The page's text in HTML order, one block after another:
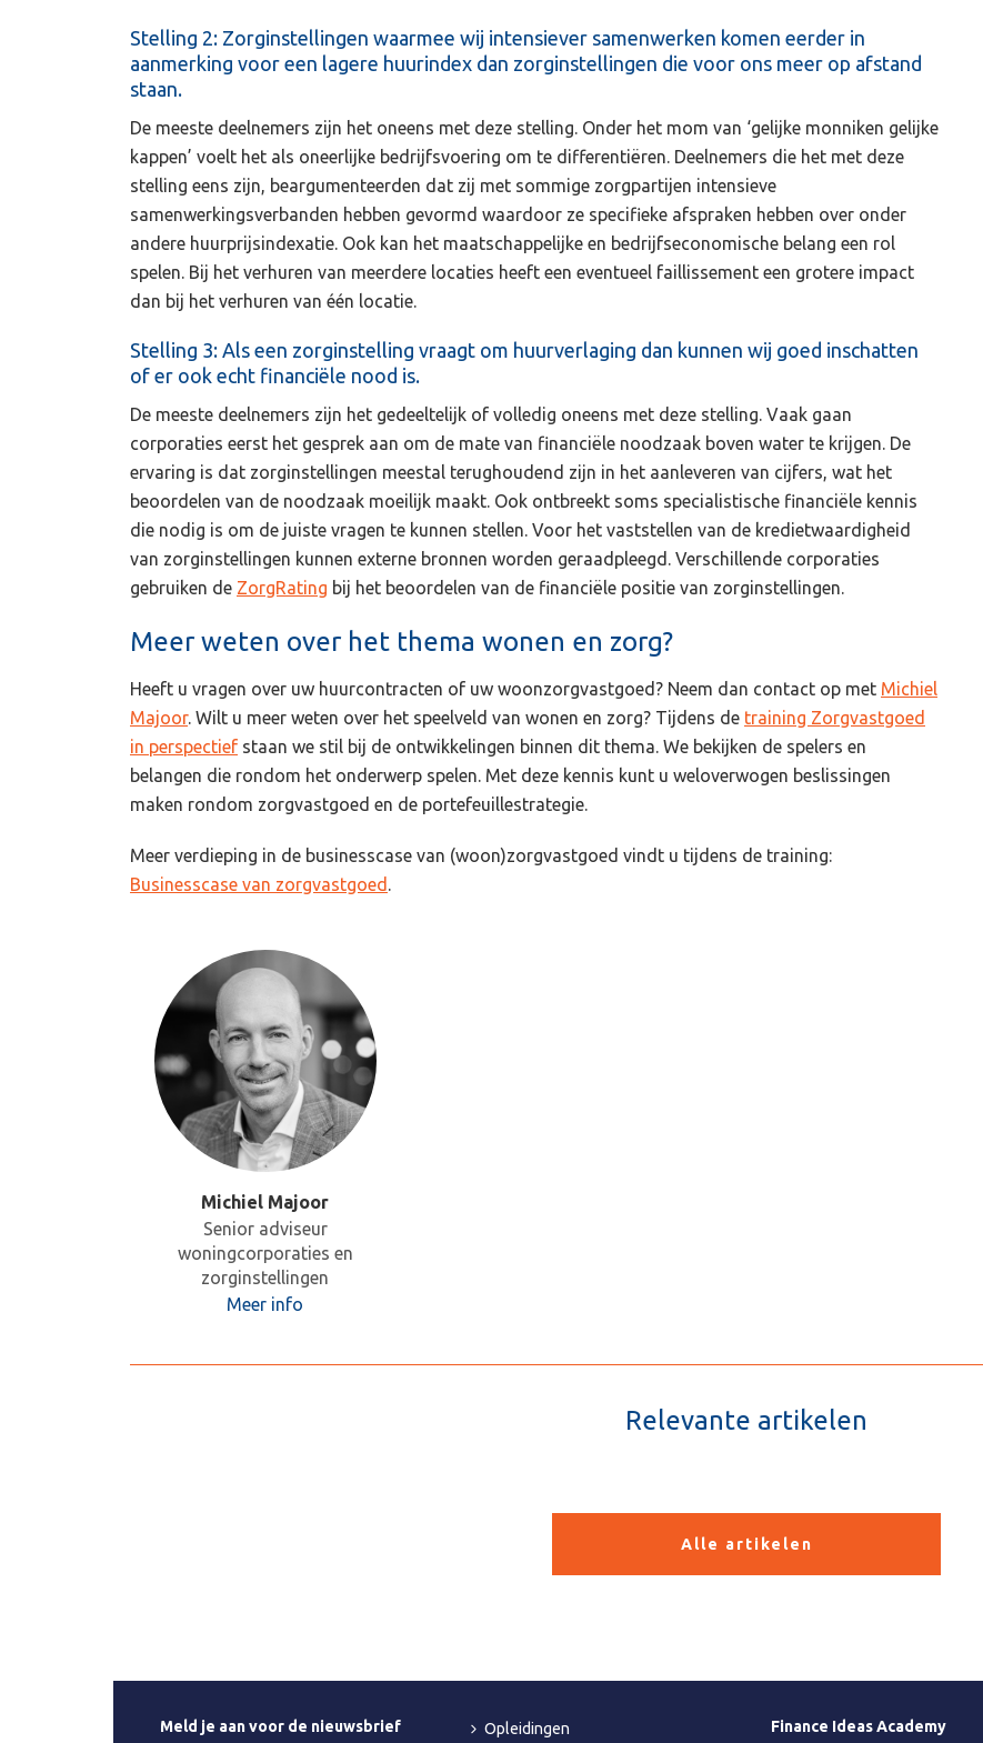
Stelling 2: Zorginstellingen waarmee wij intensiever samenwerken komen eerder in
aanmerking voor een lagere huurindex dan zorginstellingen die voor ons meer op afstand
staan.
De meeste deelnemers zijn het oneens met deze stelling. Onder het mom van ‘gelijke monniken gelijke
kappen’ voelt het als oneerlijke bedrijfsvoering om te differentiëren. Deelnemers die het met deze
stelling eens zijn, beargumenteerden dat zij met sommige zorgpartijen intensieve
samenwerkingsverbanden hebben gevormd waardoor ze specifieke afspraken hebben over onder
andere huurprijsindexatie. Ook kan het maatschappelijke en bedrijfseconomische belang een rol
spelen. Bij het verhuren van meerdere locaties heeft een eventueel faillissement een grotere impact
dan bij het verhuren van één locatie.
Stelling 3: Als een zorginstelling vraagt om huurverlaging dan kunnen wij goed inschatten
of er ook echt financiële nood is.
De meeste deelnemers zijn het gedeeltelijk of volledig oneens met deze stelling. Vaak gaan
corporaties eerst het gesprek aan om de mate van financiële noodzaak boven water te krijgen. De
ervaring is dat zorginstellingen meestal terughoudend zijn in het aanleveren van cijfers, wat het
beoordelen van de noodzaak moeilijk maakt. Ook ontbreekt soms specialistische financiële kennis
die nodig is om de juiste vragen te kunnen stellen. Voor het vaststellen van de kredietwaardigheid
van zorginstellingen kunnen externe bronnen worden geraadpleegd. Verschillende corporaties
gebruiken de ZorgRating bij het beoordelen van de financiële positie van zorginstellingen.
Meer weten over het thema wonen en zorg?
Heeft u vragen over uw huurcontracten of uw woonzorgvastgoed? Neem dan contact op met Michiel
Majoor. Wilt u meer weten over het speelveld van wonen en zorg? Tijdens de training Zorgvastgoed
in perspectief staan we stil bij de ontwikkelingen binnen dit thema. We bekijken de spelers en
belangen die rondom het onderwerp spelen. Met deze kennis kunt u weloverwogen beslissingen
maken rondom zorgvastgoed en de portefeuillestrategie.
Meer verdieping in de businesscase van (woon)zorgvastgoed vindt u tijdens de training:
Businesscase van zorgvastgoed .
Michiel Majoor
Senior adviseur
woningcorporaties en
zorginstellingen
Meer info
Relevante artikelen
Alle artikelen
Meld je aan voor de nieuwsbrief Opleidingen Finance Ideas Academy